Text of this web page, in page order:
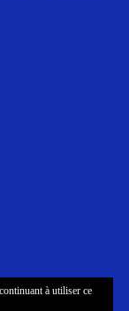
à utiliser ce